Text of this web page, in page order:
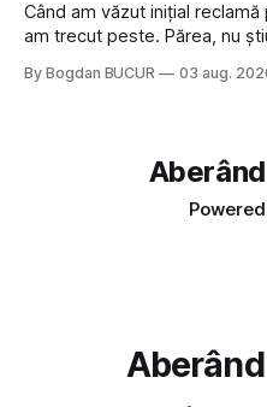
Când am văzut inițial
am trecut peste. Părea, nu
fine dining din alte show-uri...
By Bogdan BUCUR 03 aug.